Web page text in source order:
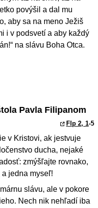
povýšil a dal mu
aby sa na meno Ježiš
i v podsvetí a aby každý
na slávu Boha Otca.
Pavla Filipanom
Flp 2, 1-5
v Kristovi, ak jestvuje
ducha, nejaké
zmýšľajte rovnako,
jedna myseľ!
slávu, ale v pokore
Nech nik nehľadí iba